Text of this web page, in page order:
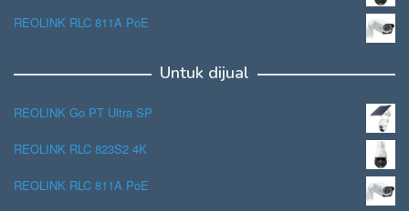
REOLINK RLC 811A PoE
Untuk dijual
REOLINK Go PT Ultra SP
REOLINK RLC 823S2 4K
REOLINK RLC 811A PoE